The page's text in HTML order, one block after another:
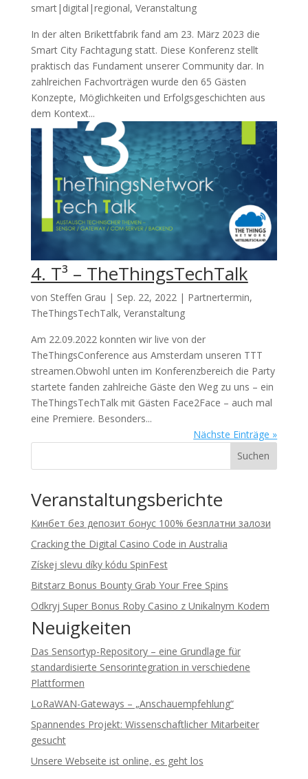
smart|digital|regional, Veranstaltung
In der alten Brikettfabrik fand am 23. März 2023 die
Smart City Fachtagung statt. Diese Konferenz stellt
praktisch das Fundament unserer Community dar. In
zahlreichen Fachvorträgen wurde den 65 Gästen
Konzepte, Möglichkeiten und Erfolgsgeschichten aus
dem Kontext...
4. T³ – TheThingsTechTalk
von Steffen Grau | Sep. 22, 2022 | Partnertermin,
TheThingsTechTalk, Veranstaltung
Am 22.09.2022 konnten wir live von der
TheThingsConference aus Amsterdam unseren TTT
streamen.Obwohl unten im Konferenzbereich die Party
startete fanden zahlreiche Gäste den Weg zu uns – ein
TheThingsTechTalk mit Gästen Face2Face – auch mal
eine Premiere. Besonders...
Nächste Einträge »
Suchen
Veranstaltungsberichte
Кинбет без депозит бонус 100% безплатни залози
Cracking the Digital Casino Code in Australia
Získej slevu díky kódu SpinFest
Bitstarz Bonus Bounty Grab Your Free Spins
Odkryj Super Bonus Roby Casino z Unikalnym Kodem
Neuigkeiten
Das Sensortyp-Repository – eine Grundlage für
standardisierte Sensorintegration in verschiedene
Plattformen
LoRaWAN-Gateways – „Anschauempfehlung“
Spannendes Projekt: Wissenschaftlicher Mitarbeiter
gesucht
Unsere Webseite ist online, es geht los